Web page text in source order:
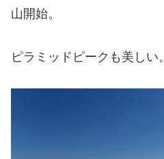
山開始。
ピラミッドピークも美しい。